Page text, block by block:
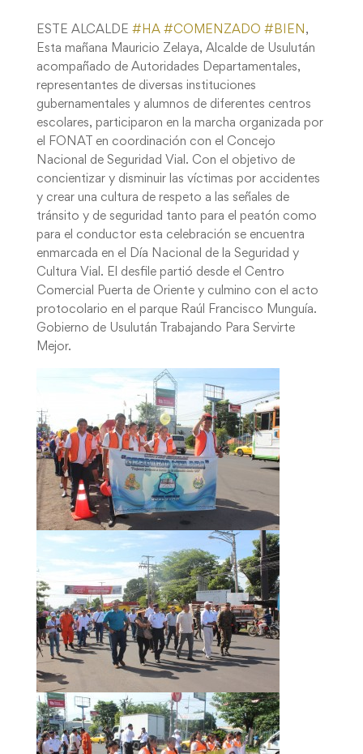
ESTE ALCALDE # HA #COMENZADO # BIEN ,
Esta mañana Mauricio Zelaya, Alcalde de Usulután
acompañado de Autoridades Departamentales,
representantes de diversas instituciones
gubernamentales y alumnos de diferentes centros
escolares, participaron en la marcha organizada por
el FONAT en coordinación con el Concejo
Nacional de Seguridad Vial. Con el objetivo de
concientizar y disminuir las víctimas por accidentes
y crear una cultura de respeto a las señales de
tránsito y de seguridad tanto para el peatón como
para el conductor esta celebración se encuentra
enmarcada en el Día Nacional de la Seguridad y
Cultura Vial. El desfile partió desde el Centro
Comercial Puerta de Oriente y culmino con el acto
protocolario en el parque Raúl Francisco Munguía.
Gobierno de Usulután Trabajando Para Servirte
Mejor.